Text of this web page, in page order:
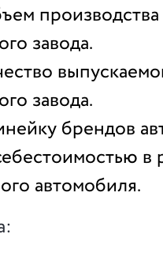
завода.
завода.
брендов
в
автомобиля.